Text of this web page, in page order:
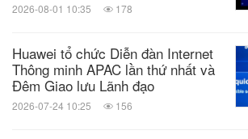
2026-08-01 10:35 178
Huawei tổ chức Diễn đàn Internet
Thông minh APAC lần thứ nhất và
Đêm Giao lưu Lãnh đạo
2026-07-24 10:25 156